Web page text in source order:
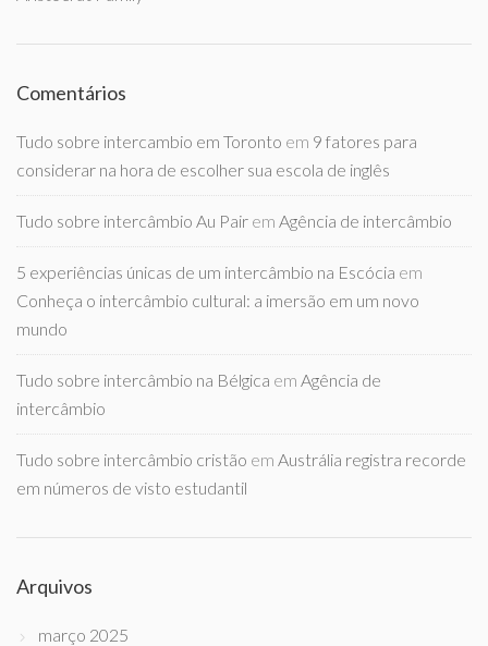
Comentários
Tudo sobre intercambio em Toronto em 9 fatores para
considerar na hora de escolher sua escola de inglês
Tudo sobre intercâmbio Au Pair em Agência de intercâmbio
5 experiências únicas de um intercâmbio na Escócia em
Conheça o intercâmbio cultural: a imersão em um novo
mundo
Tudo sobre intercâmbio na Bélgica em Agência de
intercâmbio
Tudo sobre intercâmbio cristão em Austrália registra recorde
em números de visto estudantil
Arquivos
março 2025